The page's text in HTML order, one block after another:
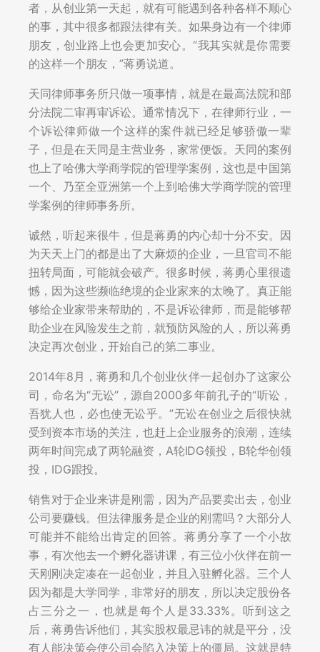
者，从创业第一天起，就有可能遇到各种各样不顺心
的事，其中很多都跟法律有关。如果身边有一个律师
朋友，创业路上也会更加安心。“我其实就是你需要
的这样一个朋友，”蒋勇说道。
天同律师事务所只做一项事情，就是在最高法院和部
分法院二审再审诉讼。通常情况下，在律师行业，一
个诉讼律师做一个这样的案件就已经足够骄傲一辈
子，但是在天同是主营业务，家常便饭。天同的案例
也上了哈佛大学商学院的管理学案例，这也是中国第
一个、乃至全亚洲第一个上到哈佛大学商学院的管理
学案例的律师事务所。
诚然，听起来很牛，但是蒋勇的内心却十分不安。因
为天天上门的都是出了大麻烦的企业，一旦官司不能
扭转局面，可能就会破产。很多时候，蒋勇心里很遗
憾，因为这些濒临绝境的企业家来的太晚了。真正能
够给企业家带来帮助的，不是诉讼律师，而是能够帮
助企业在风险发生之前，就预防风险的人，所以蒋勇
决定再次创业，开始自己的第二事业。
2014年8月，蒋勇和几个创业伙伴一起创办了这家公
司，命名为“无讼”，源自2000多年前孔子的“听讼，
吾犹人也，必也使无讼乎。”无讼在创业之后很快就
受到资本市场的关注，也赶上企业服务的浪潮，连续
两年时间完成了两轮融资，A轮IDG领投，B轮华创领
投，IDG跟投。
销售对于企业来讲是刚需，因为产品要卖出去，创业
公司要赚钱。但法律服务是企业的刚需吗？大部分人
可能并不能给出肯定的回答。蒋勇分享了一个小故
事，有次他去一个孵化器讲课，有三位小伙伴在前一
天刚刚决定凑在一起创业，并且入驻孵化器。三个人
因为都是大学同学，非常好的朋友，所以决定股份各
占三分之一，也就是每个人是33.33%。听到这之
后，蒋勇告诉他们，其实股权最忌讳的就是平分，没
有人能决策会使公司会陷入决策上的僵局。这就是特